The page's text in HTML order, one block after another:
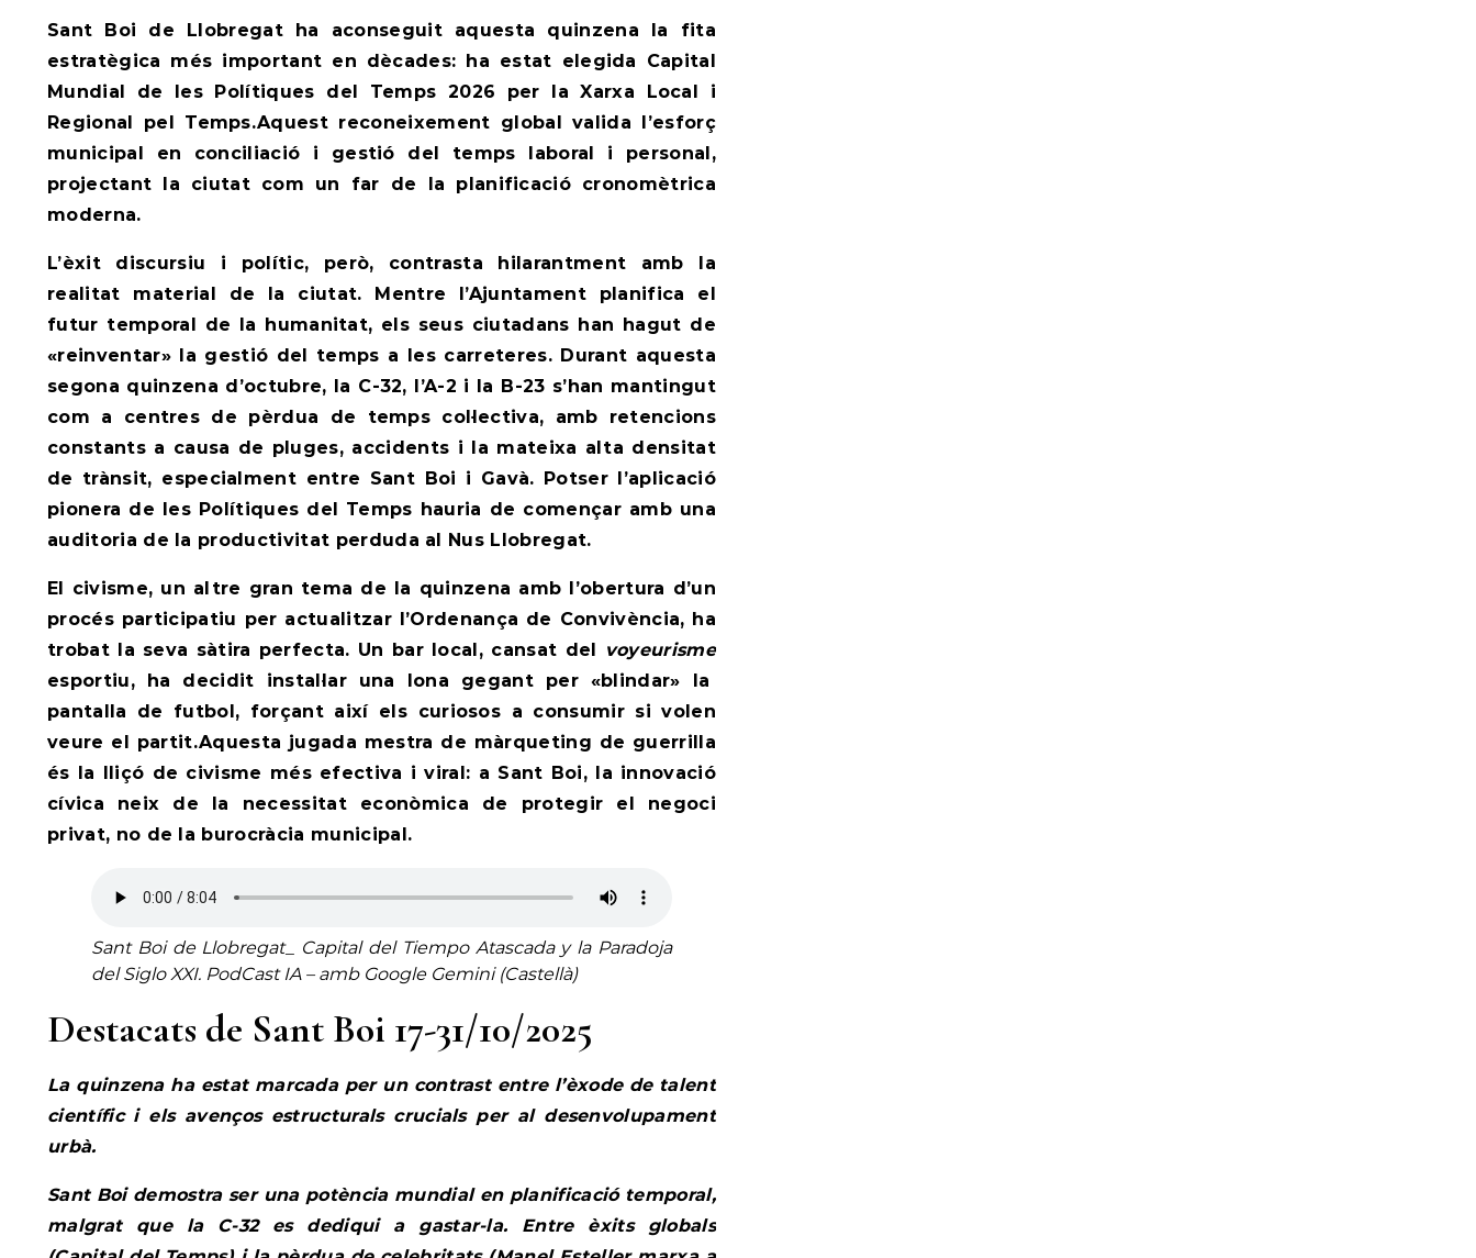
Sant Boi de Llobregat ha aconseguit aquesta quinzena la fita
estratègica més important en dècades: ha estat elegida Capital
Mundial de les Polítiques del Temps 2026 per la Xarxa Local i
Regional pel Temps.Aquest reconeixement global valida l’esforç
municipal en conciliació i gestió del temps laboral i personal,
projectant la ciutat com un far de la planificació cronomètrica
moderna.
L’èxit discursiu i polític, però, contrasta hilarantment amb la
realitat material de la ciutat. Mentre l’Ajuntament planifica el
futur temporal de la humanitat, els seus ciutadans han hagut de
«reinventar» la gestió del temps a les carreteres. Durant aquesta
segona quinzena d’octubre, la C-32, l’A-2 i la B-23 s’han mantingut
com a centres de pèrdua de temps col·lectiva, amb retencions
constants a causa de pluges, accidents i la mateixa alta densitat
de trànsit, especialment entre Sant Boi i Gavà. Potser l’aplicació
pionera de les Polítiques del Temps hauria de començar amb una
auditoria de la productivitat perduda al Nus Llobregat.
El civisme, un altre gran tema de la quinzena amb l’obertura d’un
procés participatiu per actualitzar l’Ordenança de Convivència, ha
trobat la seva sàtira perfecta. Un bar local, cansat del
voyeurisme
esportiu, ha decidit instal·lar una lona gegant per «blindar» la
pantalla de futbol, forçant així els curiosos a consumir si volen
veure el partit.Aquesta jugada mestra de màrqueting de guerrilla
és la lliçó de civisme més efectiva i viral: a Sant Boi, la innovació
cívica neix de la necessitat econòmica de protegir el negoci
privat, no de la burocràcia municipal.
Sant Boi de Llobregat_ Capital del Tiempo Atascada y la Paradoja
del Siglo XXI. PodCast IA – amb Google Gemini (Castellà)
Destacats de Sant Boi 17-31/10/2025
La quinzena ha estat marcada per un contrast entre l’èxode de talent
científic i els avenços estructurals crucials per al desenvolupament
urbà.
Sant Boi demostra ser una potència mundial en planificació temporal,
malgrat que la C-32 es dediqui a gastar-la. Entre èxits globals